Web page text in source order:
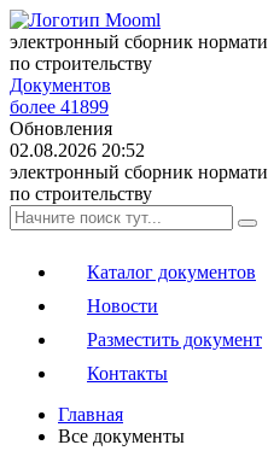
электронный сборник
по строительству
Документов
более 41899
Обновления
02.08.2026 20:52
электронный сборник
по строительству
Каталог документов
Новости
Разместить документ
Контакты
Главная
Все документы